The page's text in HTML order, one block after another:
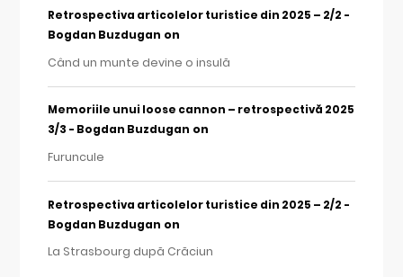
Retrospectiva articolelor turistice din 2025 – 2/2 -
Bogdan Buzdugan on
Când un munte devine o insulă
Memoriile unui loose cannon – retrospectivă 2025
3/3 - Bogdan Buzdugan on
Furuncule
Retrospectiva articolelor turistice din 2025 – 2/2 -
Bogdan Buzdugan on
La Strasbourg după Crăciun